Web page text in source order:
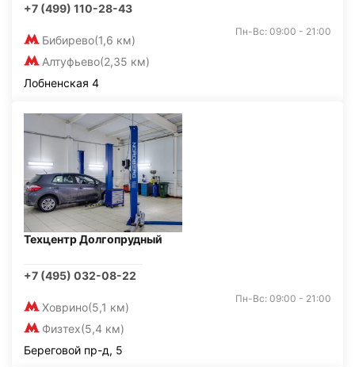
+7 (499) 110-28-43
Бибирево(1,6 км)
Алтуфьево(2,35 км)
Пн-Вс: 09:00 - 21:00
Лобненская 4
Техцентр Долгопрудный
+7 (495) 032-08-22
Ховрино(5,1 км)
Физтех(5,4 км)
Пн-Вс: 09:00 - 21:00
Береговой пр-д, 5